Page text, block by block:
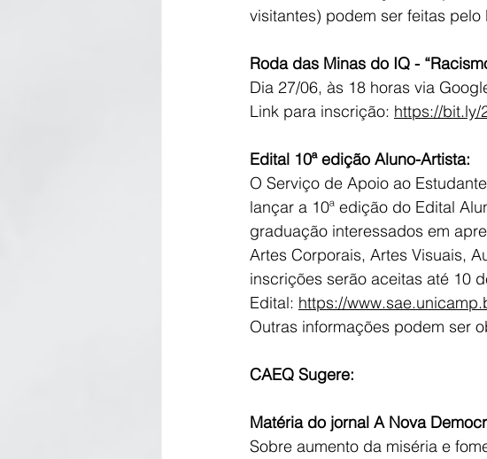
visitantes) podem ser feitas pelo
Roda das Minas do IQ -
Dia 27/06, às 18 horas via
Link para inscrição: https://bit.ly/
Edital 10ª edição Aluno-Artista:
O Serviço de Apoio ao
lançar a 10ª edição do Edital
graduação interessados em
Artes Corporais, Artes Visuais,
inscrições serão aceitas até 10
Edital: https://
Outras informações podem ser
CAEQ Sugere:
Matéria do jornal A Nova
Sobre aumento da miséria e